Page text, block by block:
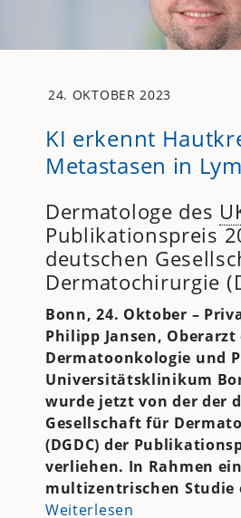
24. OKTOBER 2023
KI erkennt
Metastasen in
Dermatologe des
Publikationspreis
deutschen
Dermatochirurgie
Bonn, 24. Oktober –
Philipp Jansen,
Dermatoonkologie und
Universitätsklinikum
wurde jetzt von der der
Gesellschaft für
(DGDC) der
verliehen. In Rahmen
multizentrischen Studie
Weiterlesen